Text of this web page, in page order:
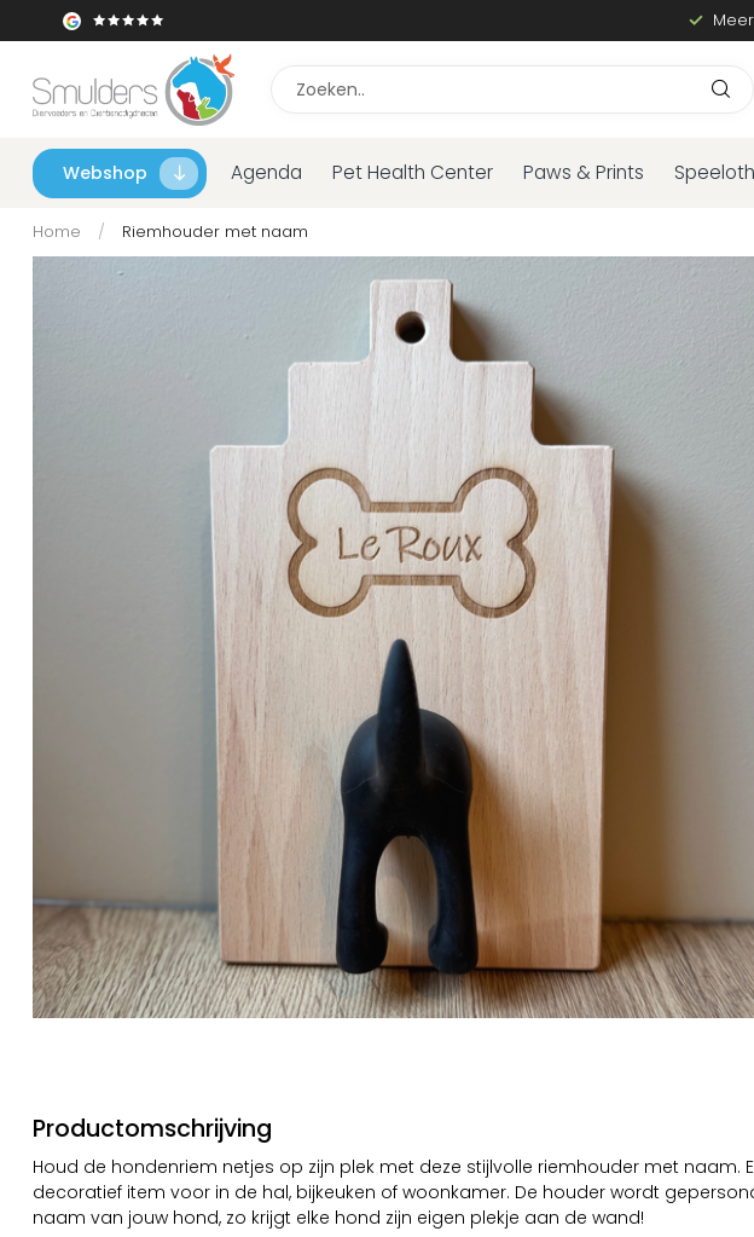
Webshop Agenda Pet Health Center Paws & Prints
Home / Riemhouder met naam
Productomschrijving
Houd de hondenriem netjes op zijn plek met deze stijlvolle riemhouder met naam.
decoratief item voor in de hal, bijkeuken of woonkamer. De houder wordt
naam van jouw hond, zo krijgt elke hond zijn eigen plekje aan de wand!